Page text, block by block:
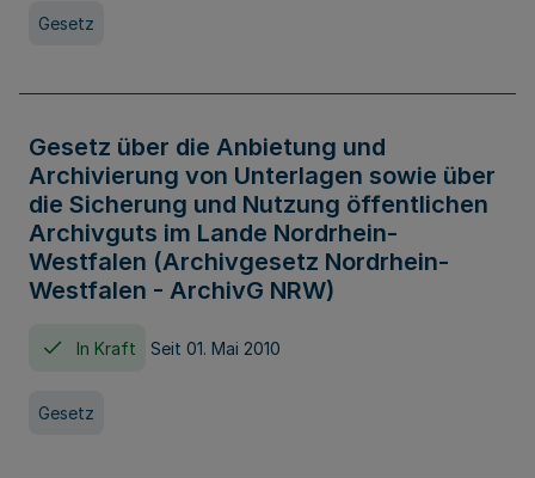
Gesetz
Gesetz über die Anbietung und
Archivierung von Unterlagen sowie über
die Sicherung und Nutzung öffentlichen
Archivguts im Lande Nordrhein-
Westfalen (Archivgesetz Nordrhein-
Westfalen - ArchivG NRW)
In Kraft Seit 01. Mai 2010
Gesetz